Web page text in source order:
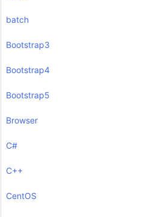
batch
Bootstrap3
Bootstrap4
Bootstrap5
Browser
C#
C++
CentOS